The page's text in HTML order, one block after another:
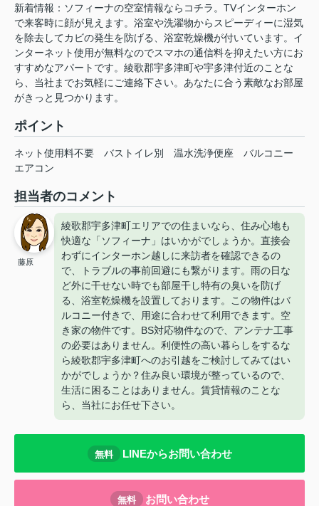
新着情報：ソフィーナの空室情報ならコチラ。TVインターホン
で来客時に顔が見えます。浴室や洗濯物からスピーディーに湿気
を除去してカビの発生を防げる、浴室乾燥機が付いています。イ
ンターネット使用が無料なのでスマホの通信料を抑えたい方にお
すすめなアパートです。綾歌郡宇多津町や宇多津付近のことな
ら、当社までお気軽にご連絡下さい。あなたに合う素敵なお部屋
がきっと見つかります。
ポイント
ネット使用料不要 バストイレ別 温水洗浄便座
バルコニー
エアコン
担当者のコメント
藤原
綾歌郡宇多津町エリアでの住まいなら、住み心地も
快適な「ソフィーナ」はいかがでしょうか。直接会
わずにインターホン越しに来訪者を確認できるの
で、トラブルの事前回避にも繋がります。雨の日な
ど外に干せない時でも部屋干し特有の臭いを防げ
る、浴室乾燥機を設置しております。この物件はバ
ルコニー付きで、用途に合わせて利用できます。空
き家の物件です。BS対応物件なので、アンテナ工事
の必要はありません。利便性の高い暮らしをするな
ら綾歌郡宇多津町へのお引越をご検討してみてはい
かがでしょうか？住み良い環境が整っているので、
生活に困ることはありません。賃貸情報のことな
ら、当社にお任せ下さい。
無料 LINEからお問い合わせ
無料 お問い合わせ